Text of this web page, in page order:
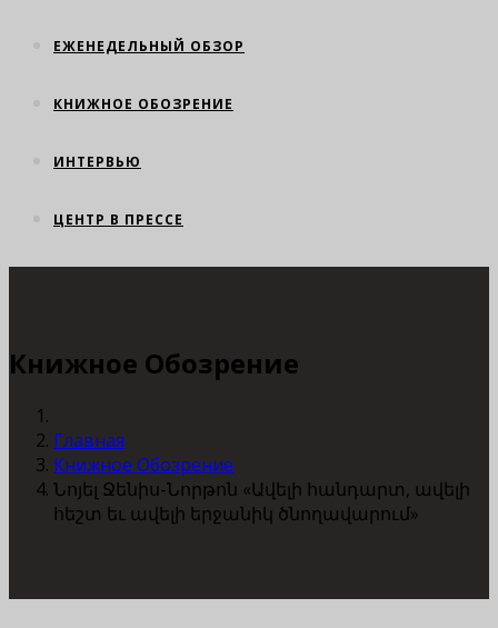
ЕЖЕНЕДЕЛЬНЫЙ ОБЗОР
КНИЖНОЕ ОБОЗРЕНИЕ
ИНТЕРВЬЮ
ЦЕНТР В ПРЕССЕ
Книжное Обозрение
Главная
Книжное Обозрение
Նոյել Ջենիս-Նորթոն «Ավելի հանդարտ, ավելի
հեշտ եւ ավելի երջանիկ ծնողավարում»